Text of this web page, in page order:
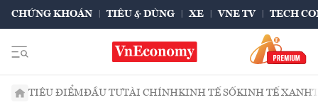
CHỨNG KHOÁN TIÊU & DÙNG XE VNE TV TECH
TIÊU ĐIỂMĐẦU TƯTÀI CHÍNHKINH TẾ SỐKINH TẾ XANH